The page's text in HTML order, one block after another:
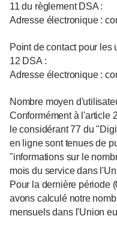
11 du règlement DSA :
Adresse électronique :
Point de contact pour les
12 DSA :
Adresse électronique :
Nombre moyen
Conformément à l'article
le considérant 77 du
en ligne sont tenues de
"informations sur le
mois du service dans
Pour la dernière période
avons calculé notre
mensuels dans l'Union